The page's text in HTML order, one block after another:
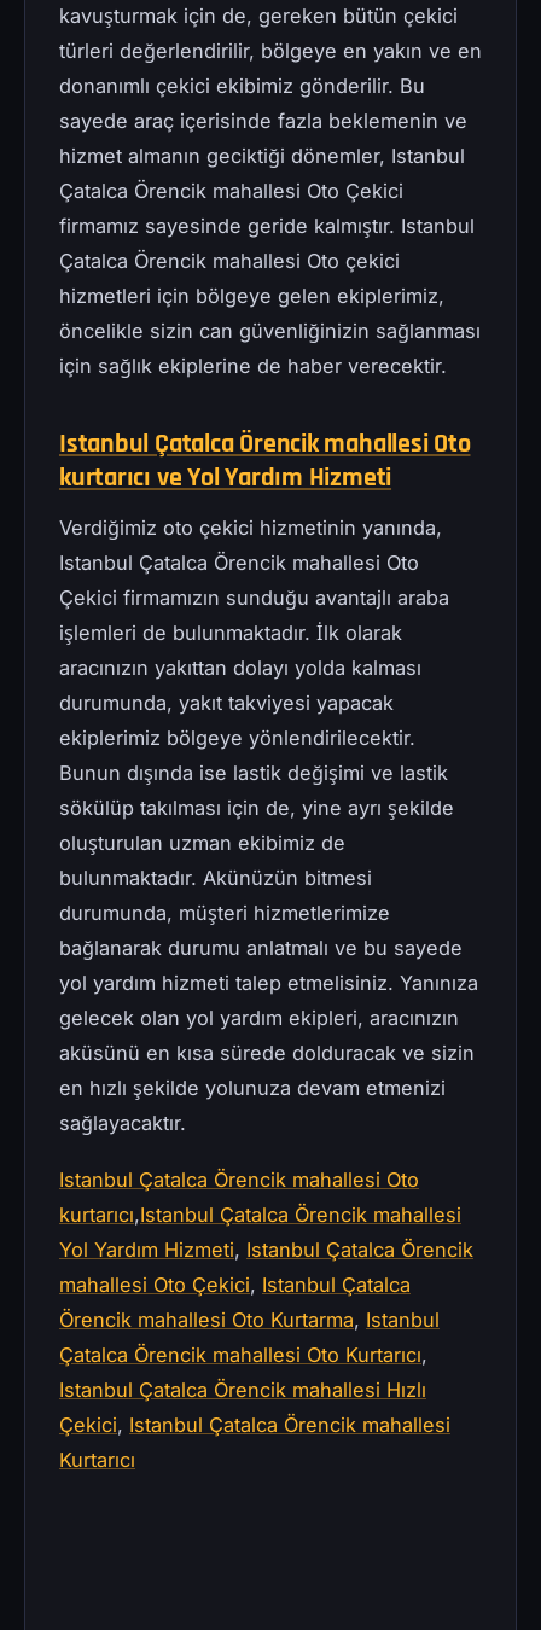
kavuşturmak için de, gereken bütün çekici
türleri değerlendirilir, bölgeye en yakın ve en
donanımlı çekici ekibimiz gönderilir. Bu
sayede araç içerisinde fazla beklemenin ve
hizmet almanın geciktiği dönemler, Istanbul
Çatalca Örencik mahallesi Oto Çekici
firmamız sayesinde geride kalmıştır. Istanbul
Çatalca Örencik mahallesi Oto çekici
hizmetleri için bölgeye gelen ekiplerimiz,
öncelikle sizin can güvenliğinizin sağlanması
için sağlık ekiplerine de haber verecektir.
Istanbul Çatalca Örencik mahallesi Oto
kurtarıcı ve Yol Yardım Hizmeti
Verdiğimiz oto çekici hizmetinin yanında,
Istanbul Çatalca Örencik mahallesi Oto
Çekici firmamızın sunduğu avantajlı araba
işlemleri de bulunmaktadır. İlk olarak
aracınızın yakıttan dolayı yolda kalması
durumunda, yakıt takviyesi yapacak
ekiplerimiz bölgeye yönlendirilecektir.
Bunun dışında ise lastik değişimi ve lastik
sökülüp takılması için de, yine ayrı şekilde
oluşturulan uzman ekibimiz de
bulunmaktadır. Akünüzün bitmesi
durumunda, müşteri hizmetlerimize
bağlanarak durumu anlatmalı ve bu sayede
yol yardım hizmeti talep etmelisiniz. Yanınıza
gelecek olan yol yardım ekipleri, aracınızın
aküsünü en kısa sürede dolduracak ve sizin
en hızlı şekilde yolunuza devam etmenizi
sağlayacaktır.
Istanbul Çatalca Örencik mahallesi Oto
kurtarıcı,Istanbul Çatalca Örencik mahallesi
Yol Yardım Hizmeti, Istanbul Çatalca Örencik
mahallesi Oto Çekici, Istanbul Çatalca
Örencik mahallesi Oto Kurtarma, Istanbul
Çatalca Örencik mahallesi Oto Kurtarıcı,
Istanbul Çatalca Örencik mahallesi Hızlı
Çekici, Istanbul Çatalca Örencik mahallesi
Kurtarıcı